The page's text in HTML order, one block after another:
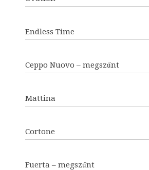
Endless Time
Ceppo Nuovo – megszűnt
Mattina
Cortone
Fuerta – megszűnt